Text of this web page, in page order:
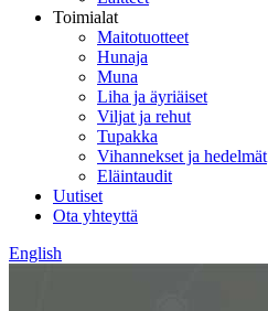
Toimialat
Maitotuotteet
Hunaja
Muna
Liha ja äyriäiset
Viljat ja rehut
Tupakka
Vihannekset ja hedelmät
Eläintaudit
Uutiset
Ota yhteyttä
English